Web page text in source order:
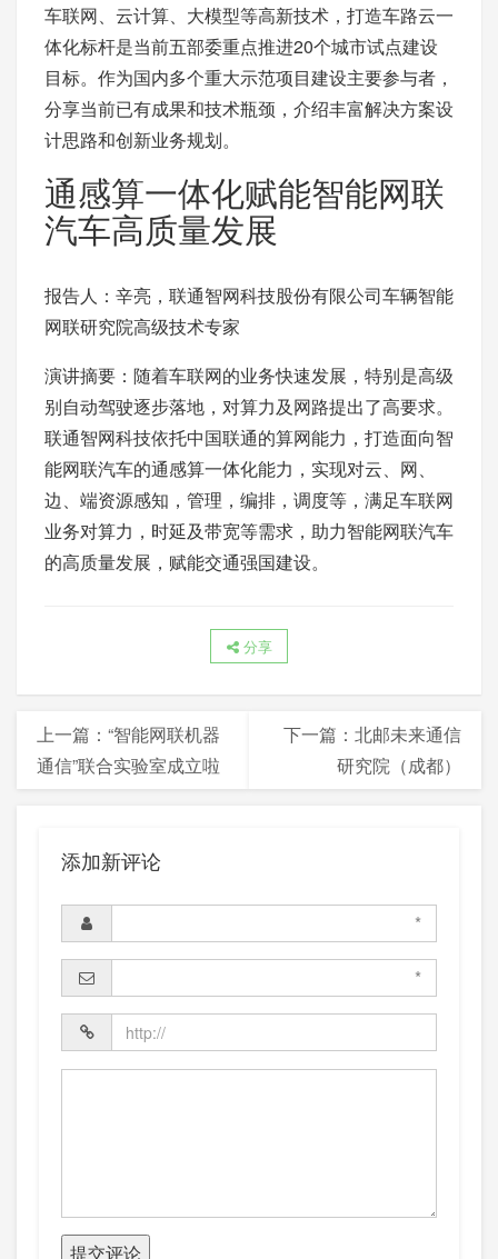
车联网、云计算、大模型等高新技术，打造车路云一
体化标杆是当前五部委重点推进20个城市试点建设
目标。作为国内多个重大示范项目建设主要参与者，
分享当前已有成果和技术瓶颈，介绍丰富解决方案设
计思路和创新业务规划。
通感算一体化赋能智能网联
汽车高质量发展
报告人：辛亮，联通智网科技股份有限公司车辆智能
网联研究院高级技术专家
演讲摘要：随着车联网的业务快速发展，特别是高级
别自动驾驶逐步落地，对算力及网路提出了高要求。
联通智网科技依托中国联通的算网能力，打造面向智
能网联汽车的通感算一体化能力，实现对云、网、
边、端资源感知，管理，编排，调度等，满足车联网
业务对算力，时延及带宽等需求，助力智能网联汽车
的高质量发展，赋能交通强国建设。
分享
上一篇： “智能网联机器
通信”联合实验室成立啦
下一篇： 北邮未来通信
研究院（成都）
添加新评论
*
*
提交评论